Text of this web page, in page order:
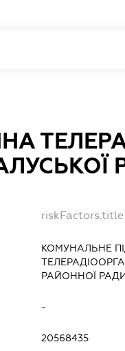
riskFactors.title
КОМУНАЛЬНЕ
РАЙОННОЇ
-
20568435